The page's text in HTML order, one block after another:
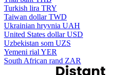
Turkish lira TRY
Taiwan dollar TWD
Ukrainian hryvnia UAH
United States dollar USD
Uzbekistan som UZS
Yemeni rial YER
South African rand ZAR